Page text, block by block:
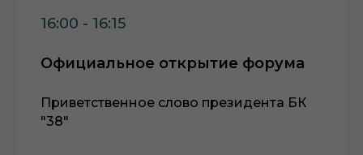
16:00 - 16:15
Официальное открытие форума
Приветственное слово президента БК
"38"